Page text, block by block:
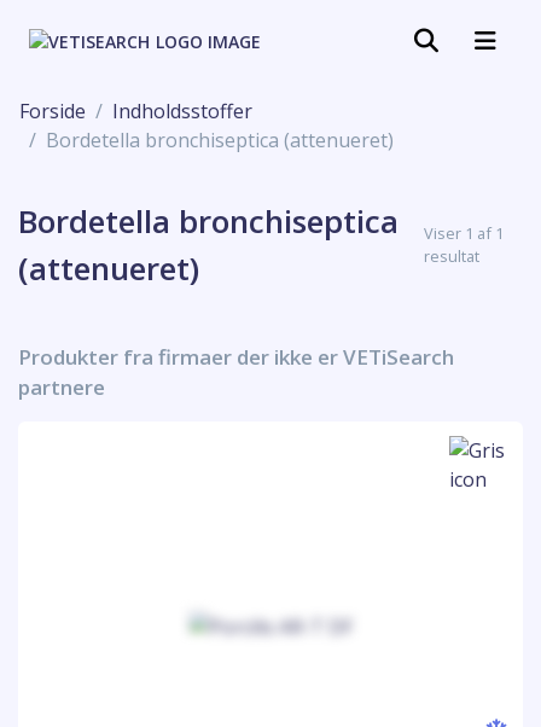
Forside
Indholdsstoffer
Bordetella bronchiseptica (attenueret)
Bordetella bronchiseptica
(attenueret)
Viser 1 af 1
resultat
Produkter fra firmaer der ikke er VETiSearch
partnere